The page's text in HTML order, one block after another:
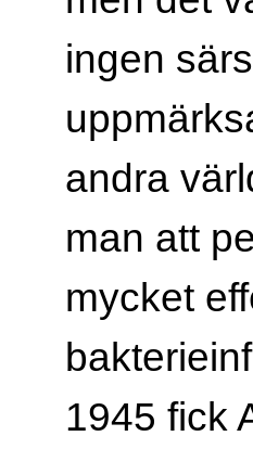
ingen
andra
man att
mycket
1945 fick